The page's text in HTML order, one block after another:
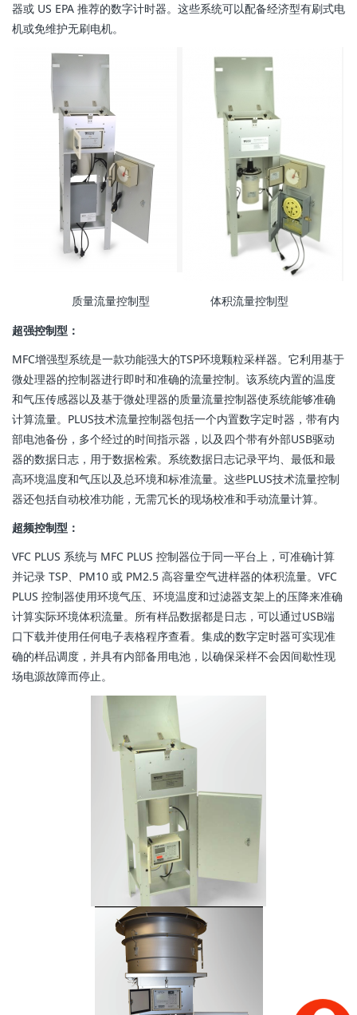
器或 US EPA 推荐的数字计时器。这些系统可以配备经济型有刷式电
机或免维护无刷电机。
质量流量控制型 体积流量控制型
超强控制型：
MFC增强型系统是一款功能强大的TSP环境颗粒采样器。它利用基于
微处理器的控制器进行即时和准确的流量控制。该系统内置的温度
和气压传感器以及基于微处理器的质量流量控制器使系统能够准确
计算流量。PLUS技术流量控制器包括一个内置数字定时器，带有内
部电池备份，多个经过的时间指示器，以及四个带有外部USB驱动
器的数据日志，用于数据检索。系统数据日志记录平均、最低和最
高环境温度和气压以及总环境和标准流量。这些PLUS技术流量控制
器还包括自动校准功能，无需冗长的现场校准和手动流量计算。
超频控制型：
VFC PLUS 系统与 MFC PLUS 控制器位于同一平台上，可准确计算
并记录 TSP、PM10 或 PM2.5 高容量空气进样器的体积流量。VFC
PLUS 控制器使用环境气压、环境温度和过滤器支架上的压降来准确
计算实际环境体积流量。所有样品数据都是日志，可以通过USB端
口下载并使用任何电子表格程序查看。集成的数字定时器可实现准
确的样品调度，并具有内部备用电池，以确保采样不会因间歇性现
场电源故障而停止。